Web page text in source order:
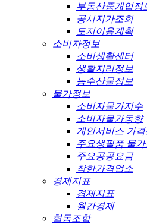
부동산중개업정
공시지가조회
토지이용계획
소비자정보
소비생활센터
생활지리정보
농수산물정보
물가정보
소비자물가지수
소비자물가동향
개인서비스 가
주요생필품 물
주요공공요금
착한가격업소
경제지표
경제지표
월간경제
협동조합